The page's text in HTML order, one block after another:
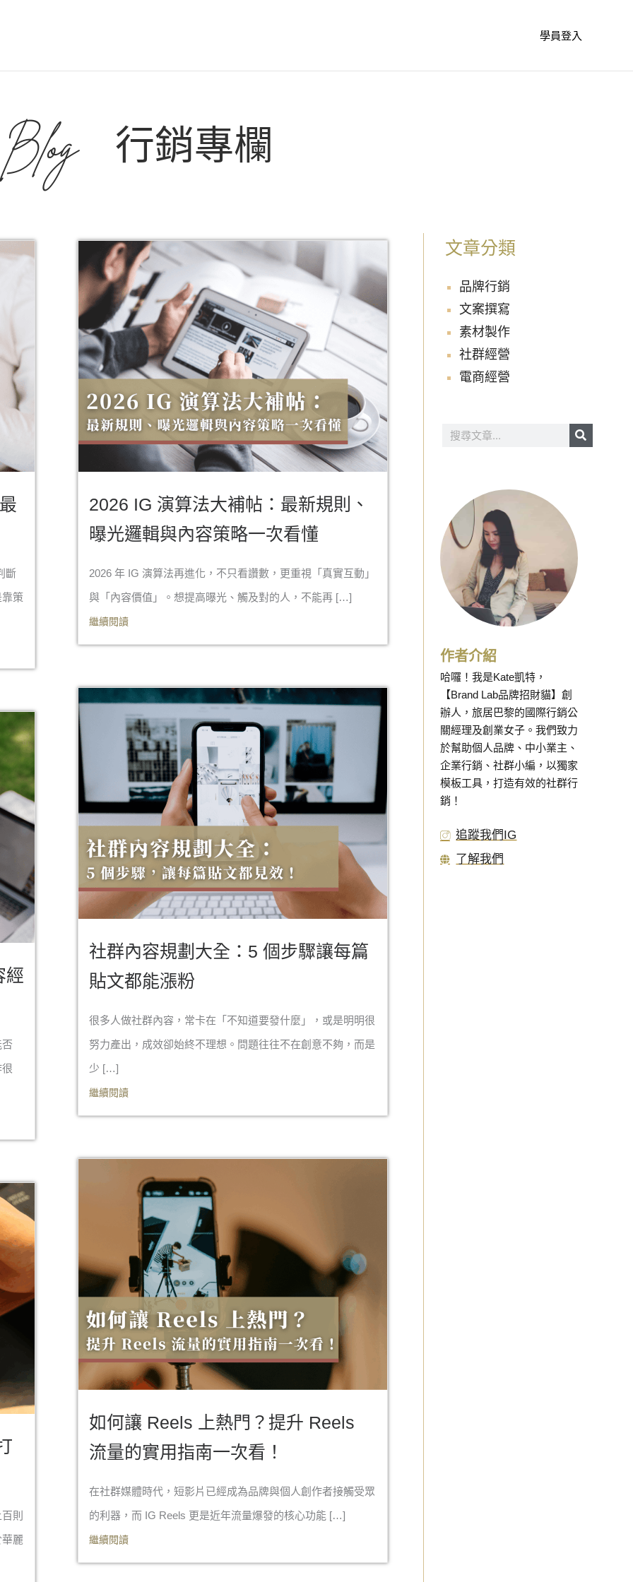
學員登入
Blog行銷專欄
斷
策
2026 IG 演算法大補帖：最新規則、
曝光邏輯與內容策略一次看懂
2026 年 IG 演算法再進化，不只看讚數，更重視「真實互動」
與「內容價值」。想提高曝光、觸及對的人，不能再 […]
繼續閱讀
社群內容規劃大全：5 個步驟讓每篇
貼文都能漲粉
很多人做社群內容，常卡在「不知道要發什麼」，或是明明很
努力產出，成效卻始終不理想。問題往往不在創意不夠，而是
少 […]
繼續閱讀
經
如何讓 Reels 上熱門？提升 Reels
流量的實用指南一次看！
在社群媒體時代，短影片已經成為品牌與個人創作者接觸受眾
的利器，而 IG Reels 更是近年流量爆發的核心功能 […]
繼續閱讀
則
麗
文章分類
品牌行銷
文案撰寫
素材製作
社群經營
電商經營
搜
作者介紹
哈囉！我是Kate凱特，
【Brand Lab品牌招財貓】創
辦人，旅居巴黎的國際行銷公
關經理及創業女子。我們致力
於幫助個人品牌、中小業主、
企業行銷、社群小編，以獨家
模板工具，打造有效的社群行
銷！
追蹤我們IG
了解我們